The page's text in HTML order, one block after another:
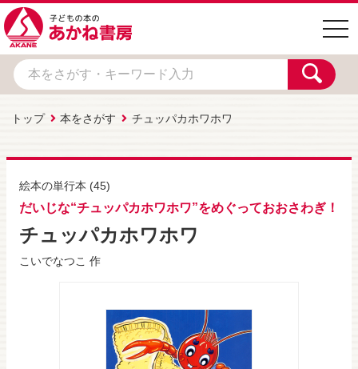
トップ 本をさがす チュッパカホワホワ
絵本の単行本 (45)
だいじな“チュッパカホワホワ”をめぐっておおさわぎ！
チュッパカホワホワ
こいでなつこ 作